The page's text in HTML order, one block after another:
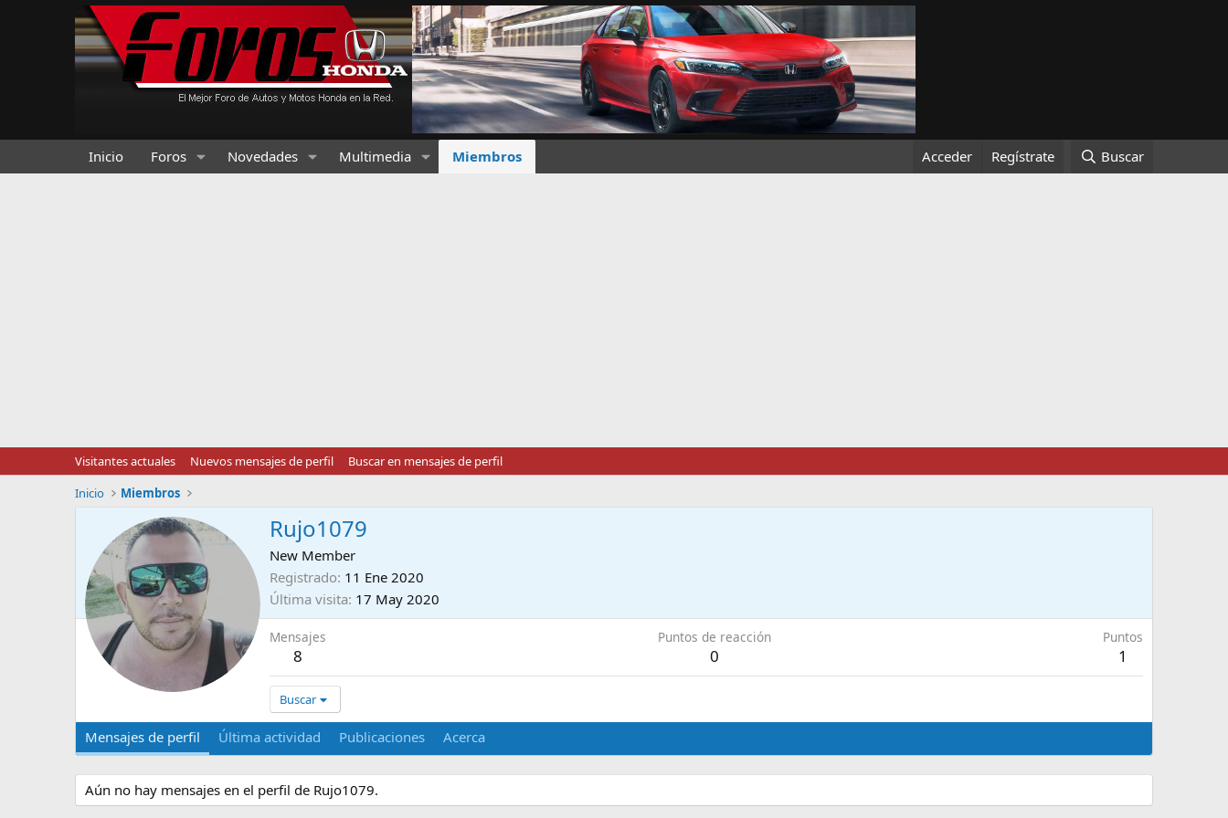
Inicio Foros Novedades Multimedia Miembros Acceder Regístrate Buscar
Visitantes actuales Nuevos mensajes de perfil
Buscar en mensajes de perfil
Inicio
Miembros
Rujo1079
New Member
Registrado 11 Ene 2020
Última visita 17 May 2020
Mensajes
8
Puntos de reacción
0
Puntos
1
Buscar
Mensajes de perfil Última actividad Publicaciones Acerca
Aún no hay mensajes en el perfil de Rujo1079.